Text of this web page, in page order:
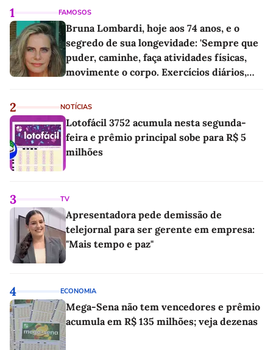
1 FAMOSOS
Bruna Lombardi, hoje aos 74 anos, e o
segredo de sua longevidade: 'Sempre que
puder, caminhe, faça atividades físicas,
movimente o corpo. Exercícios diários,
2 NOTÍCIAS
Lotofácil 3752 acumula nesta segunda-
feira e prêmio principal sobe para R$ 5
milhões
3 TV
Apresentadora pede demissão de
telejornal para ser gerente em empresa:
"Mais tempo e paz"
4 ECONOMIA
Mega-Sena não tem vencedores e prêmio
acumula em R$ 135 milhões; veja dezenas